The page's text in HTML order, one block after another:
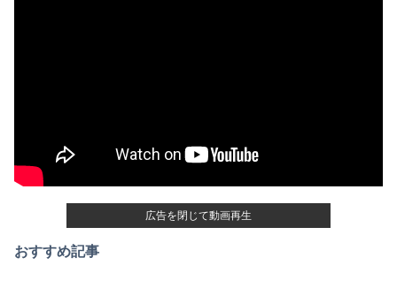
おすすめ記事
広告を閉じて動画再生